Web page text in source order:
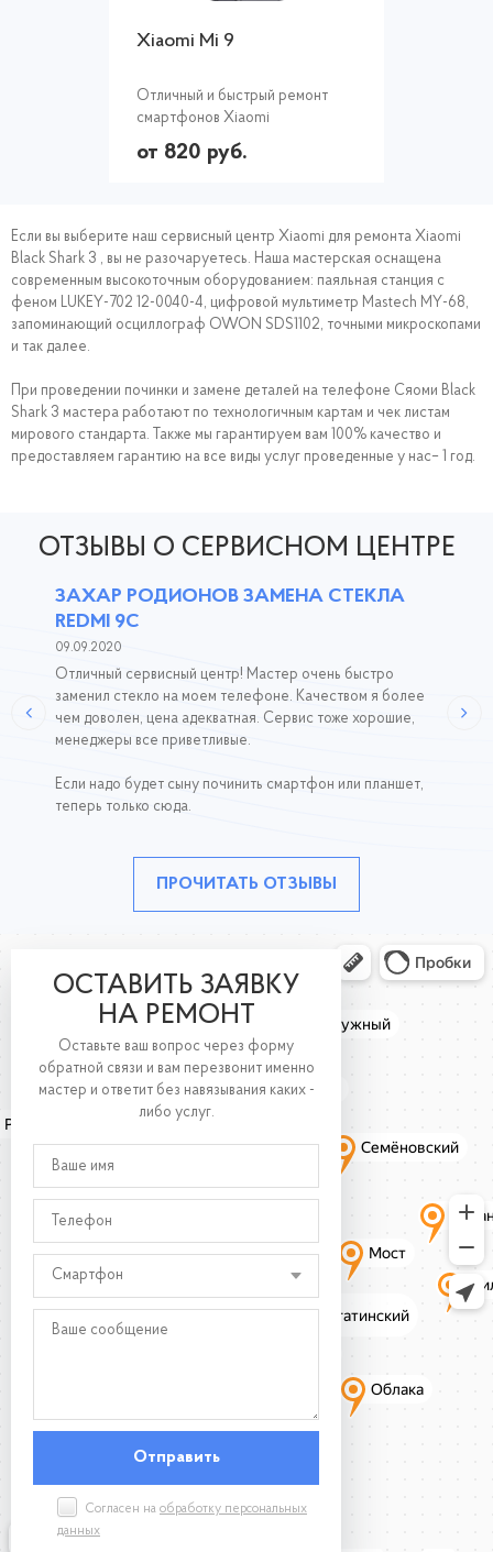
Xiaomi Mi 9
Отличный и быстрый ремонт
смартфонов Xiaomi
от 820 руб.
Если вы выберите наш сервисный центр Xiaomi для ремонта Xiaomi
Black Shark 3 , вы не разочаруетесь. Наша мастерская оснащена
современным высокоточным оборудованием: паяльная станция с
феном LUKEY-702 12-0040-4, цифровой мультиметр Mastech MY-68,
запоминающий осциллограф OWON SDS1102, точными микроскопами
и так далее.
При проведении починки и замене деталей на телефоне Сяоми Black
Shark 3 мастера работают по технологичным картам и чек листам
мирового стандарта. Также мы гарантируем вам 100% качество и
предоставляем гарантию на все виды услуг проведенные у нас– 1 год.
ОТЗЫВЫ О СЕРВИСНОМ ЦЕНТРЕ
ЗАХАР РОДИОНОВ ЗАМЕНА СТЕКЛА
REDMI 9C
09.09.2020
Отличный сервисный центр! Мастер очень быстро
заменил стекло на моем телефоне. Качеством я более
чем доволен, цена адекватная. Сервис тоже хорошие,
менеджеры все приветливые.
Если надо будет сыну починить смартфон или планшет,
теперь только сюда.
ПРОЧИТАТЬ ОТЗЫВЫ
ОСТАВИТЬ ЗАЯВКУ
НА РЕМОНТ
Оставьте ваш вопрос через форму
обратной связи и вам перезвонит именно
мастер и ответит без навязывания каких -
либо услуг.
Смартфон
Согласен на обработку персональных
данных